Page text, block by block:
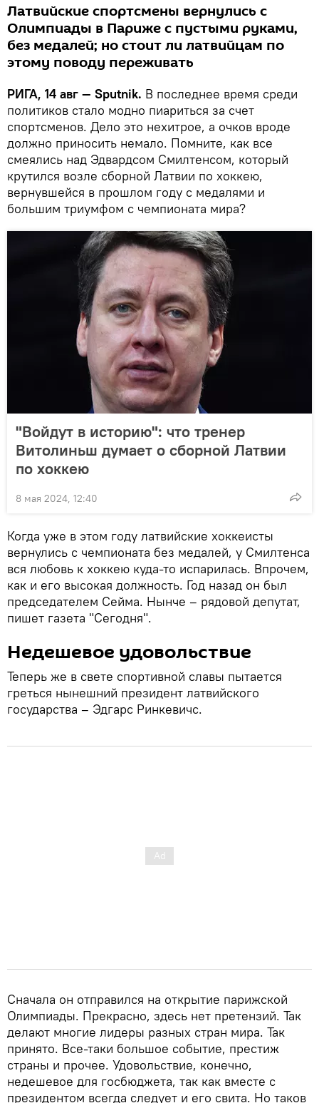
Латвийские спортсмены вернулись с
Олимпиады в Париже с пустыми руками,
без медалей; но стоит ли латвийцам по
этому поводу переживать
РИГА, 14 авг — Sputnik. В последнее время среди
политиков стало модно пиариться за счет
спортсменов. Дело это нехитрое, а очков вроде
должно приносить немало. Помните, как все
смеялись над Эдвардсом Смилтенсом, который
крутился возле сборной Латвии по хоккею,
вернувшейся в прошлом году с медалями и
большим триумфом с чемпионата мира?
"Войдут в историю": что тренер
Витолиньш думает о сборной Латвии
по хоккею
8 мая 2024, 12:40
Когда уже в этом году латвийские хоккеисты
вернулись с чемпионата без медалей, у Смилтенса
вся любовь к хоккею куда-то испарилась. Впрочем,
как и его высокая должность. Год назад он был
председателем Сейма. Нынче – рядовой депутат,
пишет газета "Сегодня".
Недешевое удовольствие
Теперь же в свете спортивной славы пытается
греться нынешний президент латвийского
государства – Эдгарс Ринкевичс.
Сначала он отправился на открытие парижской
Олимпиады. Прекрасно, здесь нет претензий. Так
делают многие лидеры разных стран мира. Так
принято. Все-таки большое событие, престиж
страны и прочее. Удовольствие, конечно,
недешевое для госбюджета, так как вместе с
президентом всегда следует и его свита. Но таков